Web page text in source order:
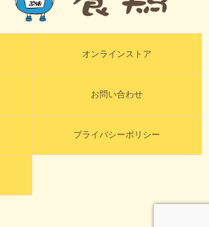
オンラインストア
お問い合わせ
プライバシーポリシー